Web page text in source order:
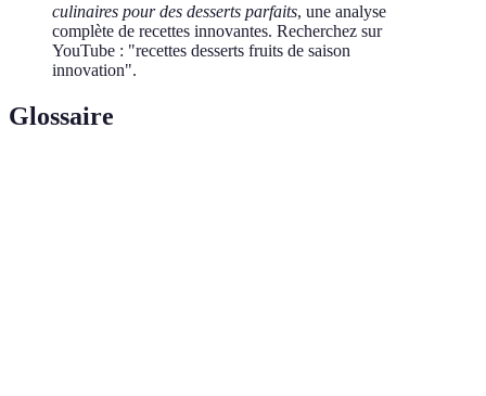
culinaires pour des desserts parfaits, une analyse
complète de recettes innovantes. Recherchez sur
YouTube : "recettes desserts fruits de saison
innovation".
Glossaire